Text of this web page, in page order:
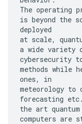
The operating
is beyond the
deployed
at scale,
a wide variety
cybersecurity
methods while
ones, in
meteorology to
forecasting
the art quantum
computers are